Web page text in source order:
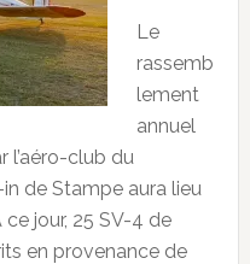
Le
rassemb
lement
annuel
l’aéro-club du
de Stampe aura lieu
ce jour, 25 SV-4 de
en provenance de